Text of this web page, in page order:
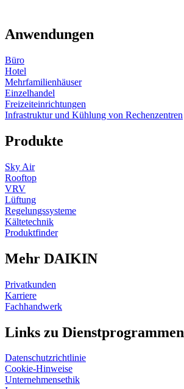
Anwendungen
Büro
Hotel
Mehrfamilienhäuser
Einzelhandel
Freizeiteinrichtungen
Infrastruktur und Kühlung von Rechenzentren
Produkte
Sky Air
Rooftop
VRV
Lüftung
Regelungssysteme
Kältetechnik
Produktfinder
Mehr DAIKIN
Privatkunden
Karriere
Fachhandwerk
Links zu Dienstprogrammen
Datenschutzrichtlinie
Cookie-Hinweise
Unternehmensethik